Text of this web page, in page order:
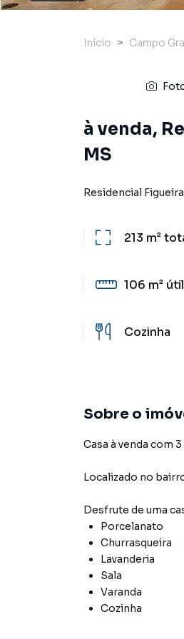
Início Campo
à venda,
MS
Residencial
213 m²
106 m² útil
Cozinha
Sobre o
Casa à venda com
Localizado no
Desfrute de uma
Porcelanato
Churrasqueira
Lavanderia
Sala
Varanda
Cozinha